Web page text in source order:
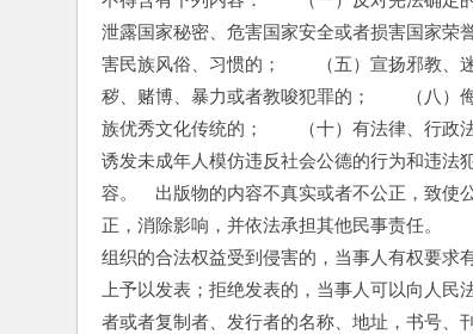
泄露国家秘密、危害国家安全或者损害国家荣
害民族风俗、习惯的；　　（五）宣扬邪教、
秽、赌博、暴力或者教唆犯罪的；　　（八）
族优秀文化传统的；　　（十）有法律、行政
诱发未成年人模仿违反社会公德的行为和违法
容。　出版物的内容不真实或者不公正，致使
正，消除影响，并依法承担其他民事责任。　
组织的合法权益受到侵害的，当事人有权要求
上予以发表；拒绝发表的，当事人可以向人
者或者复制者、发行者的名称、地址，书号、